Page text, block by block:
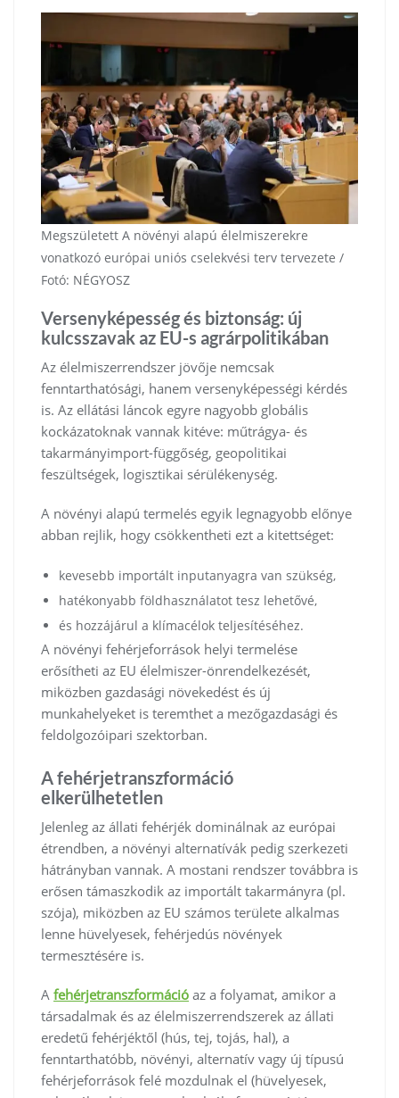
Megszületett A növényi alapú élelmiszerekre
vonatkozó európai uniós cselekvési terv tervezete /
Fotó: NÉGYOSZ
Versenyképesség és biztonság: új
kulcsszavak az EU-s agrárpolitikában
Az élelmiszerrendszer jövője nemcsak
fenntarthatósági, hanem versenyképességi kérdés
is. Az ellátási láncok egyre nagyobb globális
kockázatoknak vannak kitéve: műtrágya- és
takarmányimport-függőség, geopolitikai
feszültségek, logisztikai sérülékenység.
A növényi alapú termelés egyik legnagyobb előnye
abban rejlik, hogy csökkentheti ezt a kitettséget:
kevesebb importált inputanyagra van szükség,
hatékonyabb földhasználatot tesz lehetővé,
és hozzájárul a klímacélok teljesítéséhez.
A növényi fehérjeforrások helyi termelése
erősítheti az EU élelmiszer-önrendelkezését,
miközben gazdasági növekedést és új
munkahelyeket is teremthet a mezőgazdasági és
feldolgozóipari szektorban.
A fehérjetranszformáció
elkerülhetetlen
Jelenleg az állati fehérjék dominálnak az európai
étrendben, a növényi alternatívák pedig szerkezeti
hátrányban vannak. A mostani rendszer továbbra is
erősen támaszkodik az importált takarmányra (pl.
szója), miközben az EU számos területe alkalmas
lenne hüvelyesek, fehérjedús növények
termesztésére is.
A fehérjetranszformáció az a folyamat, amikor a
társadalmak és az élelmiszerrendszerek az állati
eredetű fehérjéktől (hús, tej, tojás, hal), a
fenntarthatóbb, növényi, alternatív vagy új típusú
fehérjeforrások felé mozdulnak el (hüvelyesek,